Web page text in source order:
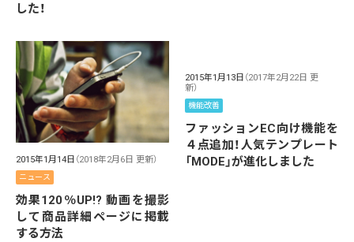
した！
2015年1月14日 （2018年2月6日 更新）
ニュース
効果120％UP!? 動画を撮影
して商品詳細ページに掲載
する方法
2015年1月13日 （2017年2月22日 更
新）
機能改善
ファッションEC向け機能を
４点追加！人気テンプレート
「MODE」が進化しました